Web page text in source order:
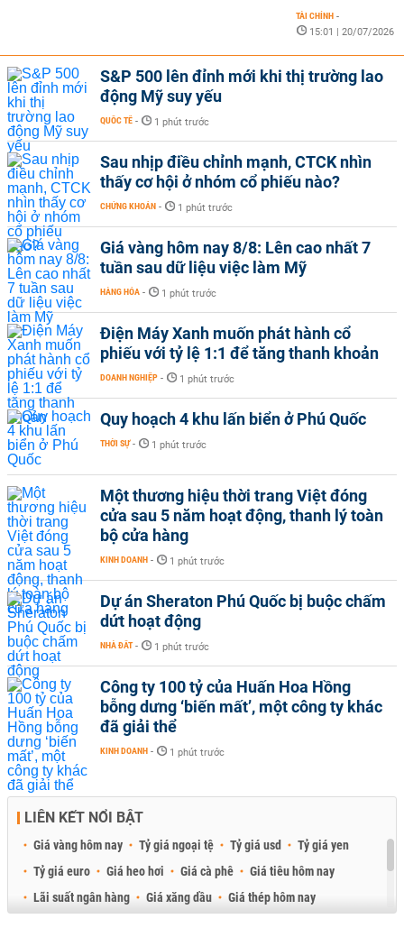
TÀI CHÍNH -
15:01 | 20/07/2026
S&P 500 lên đỉnh mới khi thị trường lao
động Mỹ suy yếu
QUỐC TẾ - 1 phút trước
Sau nhịp điều chỉnh mạnh, CTCK nhìn
thấy cơ hội ở nhóm cổ phiếu nào?
CHỨNG KHOÁN - 1 phút trước
Giá vàng hôm nay 8/8: Lên cao nhất 7
tuần sau dữ liệu việc làm Mỹ
HÀNG HÓA - 1 phút trước
Điện Máy Xanh muốn phát hành cổ
phiếu với tỷ lệ 1:1 để tăng thanh khoản
DOANH NGHIỆP - 1 phút trước
Quy hoạch 4 khu lấn biển ở Phú Quốc
THỜI SỰ - 1 phút trước
Một thương hiệu thời trang Việt đóng
cửa sau 5 năm hoạt động, thanh lý toàn
bộ cửa hàng
KINH DOANH - 1 phút trước
Dự án Sheraton Phú Quốc bị buộc chấm
dứt hoạt động
NHÀ ĐẤT - 1 phút trước
Công ty 100 tỷ của Huấn Hoa Hồng
bỗng dưng ‘biến mất’, một công ty khác
đã giải thể
KINH DOANH - 1 phút trước
LIÊN KẾT NỔI BẬT
Giá vàng hôm nay Tỷ giá ngoại tệ Tỷ giá usd
Tỷ giá yen
Tỷ giá euro
Giá heo hơi Giá cà phê
Giá tiêu hôm nay
Lãi suất ngân hàng
Giá xăng dầu
Giá thép hôm nay